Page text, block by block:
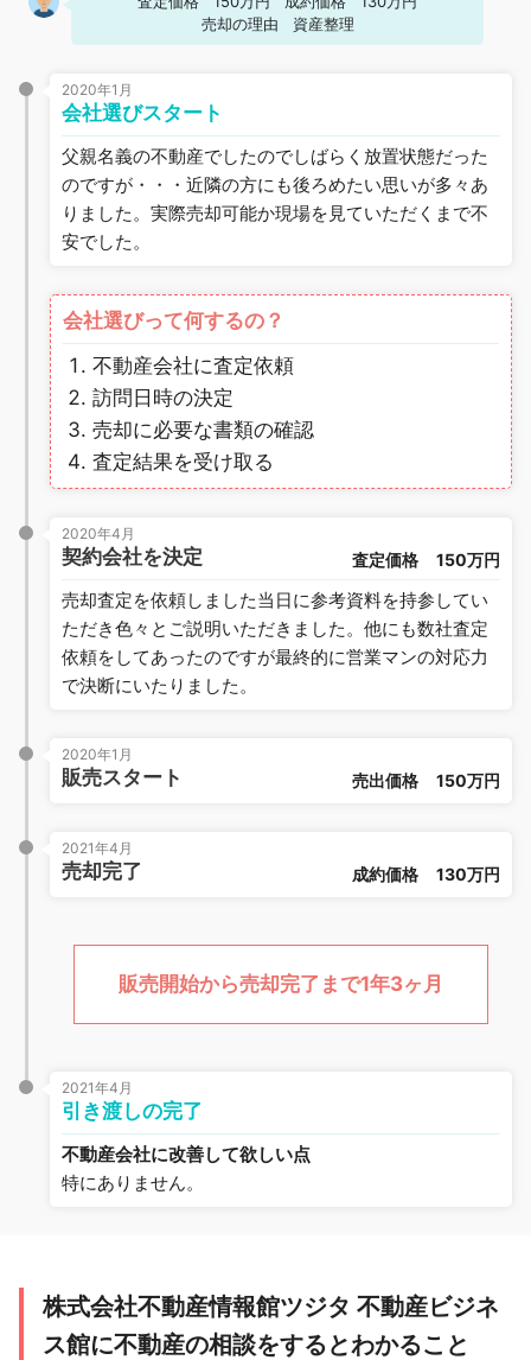
売却の理由
資産整理
2020年1月
会社選びスタート
父親名義の不動産でしたのでしばらく放置状態だった
のですが・・・近隣の方にも後ろめたい思いが多々あ
りました。実際売却可能か現場を見ていただくまで不
安でした。
会社選びって何するの？
不動産会社に査定依頼
訪問日時の決定
売却に必要な書類の確認
査定結果を受け取る
2020年4月
契約会社を決定 査定価格 150万円
売却査定を依頼しました当日に参考資料を持参してい
ただき色々とご説明いただきました。他にも数社査定
依頼をしてあったのですが最終的に営業マンの対応力
で決断にいたりました。
2020年1月
販売スタート 売出価格 150万円
2021年4月
売却完了 成約価格 130万円
販売開始から売却完了まで1年3ヶ月
2021年4月
引き渡しの完了
不動産会社に改善して欲しい点
特にありません。
株式会社不動産情報館ツジタ 不動産ビジネ
ス館に不動産の相談をするとわかること